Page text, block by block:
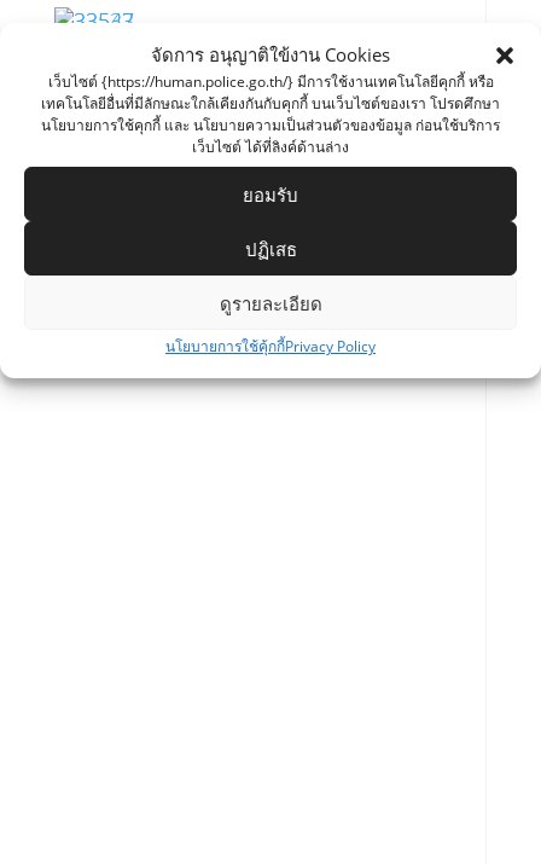
จัดการ อนุญาติใข้งาน Cookies
เว็บไซต์ {https://human.police.go.th/} มีการใช้งานเทคโนโลยีคุกกี้ หรือ
เทคโนโลยีอื่นที่มีลักษณะใกล้เคียงกันกับคุกกี้ บนเว็บไซต์ของเรา โปรดศึกษา
นโยบายการใช้คุกกี้ และ นโยบายความเป็นส่วนตัวของข้อมูล ก่อนใช้บริการ
เว็บไซต์ ได้ที่ลิงค์ด้านล่าง
ยอมรับ
ปฏิเสธ
ดูรายละเอียด
นโยบายการใช้คุ้กกี้Privacy Policy